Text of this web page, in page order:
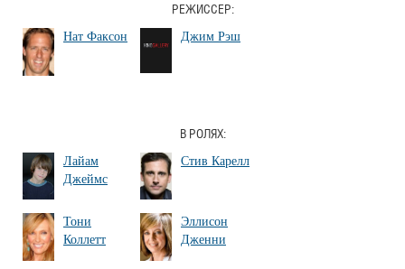
РЕЖИССЕР:
Нат Факсон Джим Рэш
В РОЛЯХ:
Лайам
Джеймс
Стив Карелл
Тони
Коллетт
Эллисон
Дженни